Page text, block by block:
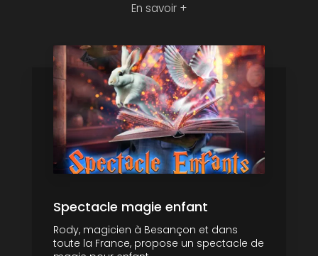
En savoir +
Spectacle magie enfant
Rody, magicien à Besançon et dans
toute la France, propose un spectacle de